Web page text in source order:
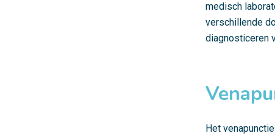
medisch
verschillende
diagnosticeren
Het